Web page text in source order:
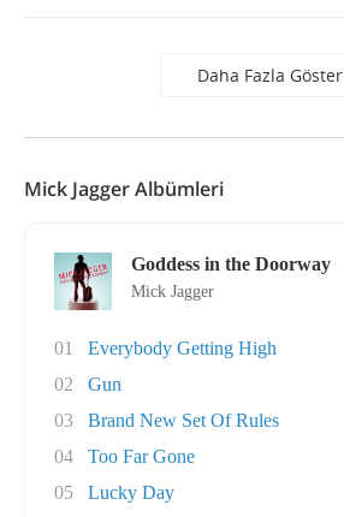
Daha Fazla Göster
Mick Jagger Albümleri
Goddess in the Doorway
Mick Jagger
01
Everybody Getting High
02
Gun
03
Brand New Set Of Rules
04
Too Far Gone
05
Lucky Day